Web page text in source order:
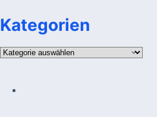
Kategorien
Kategorien